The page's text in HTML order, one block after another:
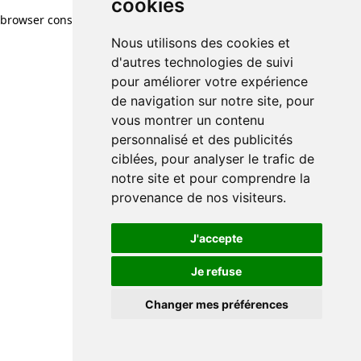
cookies
Nous utilisons des cookies et
d'autres technologies de suivi
pour améliorer votre expérience
de navigation sur notre site, pour
vous montrer un contenu
personnalisé et des publicités
ciblées, pour analyser le trafic de
notre site et pour comprendre la
provenance de nos visiteurs.
J'accepte
Je refuse
Changer mes préférences
cookies
Nous utilisons des cookies et
d'autres technologies de suivi
pour améliorer votre expérience
de navigation sur notre site, pour
vous montrer un contenu
personnalisé et des publicités
ciblées, pour analyser le trafic de
notre site et pour comprendre la
provenance de nos visiteurs.
J'accepte
Je refuse
Changer mes préférences
browser console for more information)